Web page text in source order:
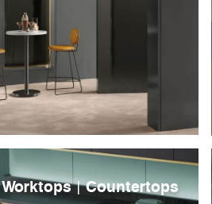
Worktops | Countertops